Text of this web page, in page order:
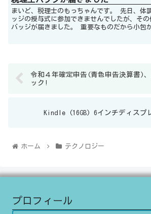
まいど、税理士のもっちゃんです。 先日、体調不良により税理士バ
ッジの授与式に参加できませんでしたが、そ
バッジが届きました。 重要なものだから小包か何かで来るのかなと
令和４年確定申告(青色申告決算書)
ック!
Kindle (16GB) 6インチディスプ
ホーム テクノロジー
プロフィール